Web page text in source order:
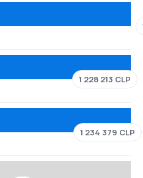
1 228 213 CLP
1 234 379 CLP